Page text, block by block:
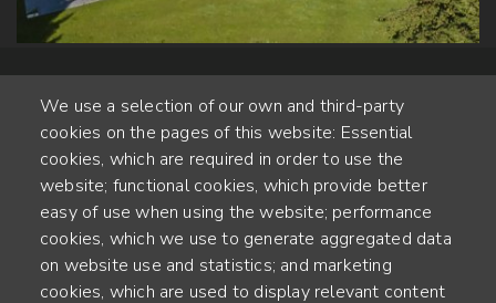
Alte Steinhauserstr. 1 | 6330 Cham | Switzerland
55JAHRE ERFAHRUNG
We use a selection of our own and third-party
cookies on the pages of this website: Essential
cookies, which are required in order to use the
website; functional cookies, which provide better
easy of use when using the website; performance
cookies, which we use to generate aggregated data
on website use and statistics; and marketing
cookies, which are used to display relevant content